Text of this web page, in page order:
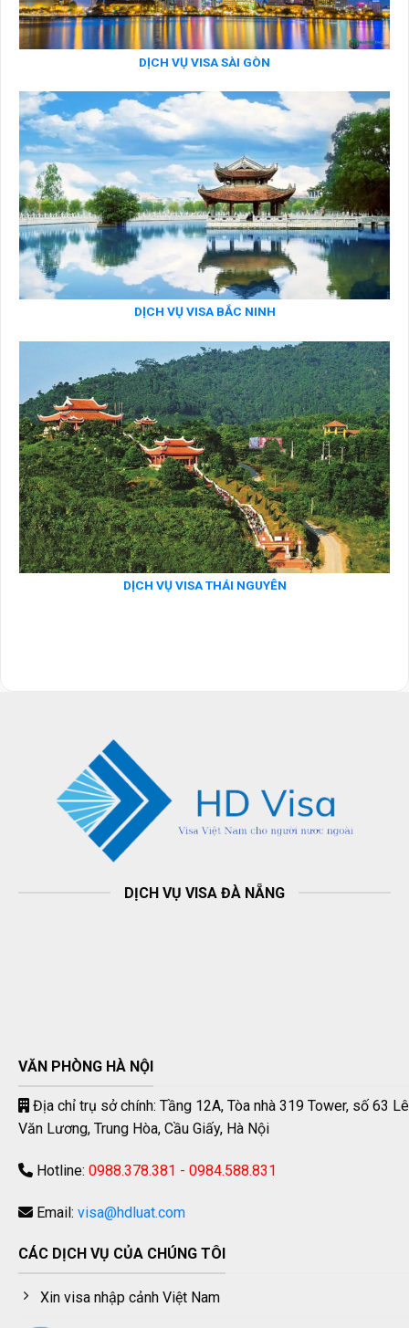
DỊCH VỤ VISA SÀI GÒN
DỊCH VỤ VISA BẮC NINH
DỊCH VỤ VISA THÁI NGUYÊN
DỊCH VỤ VISA ĐÀ NẴNG
VĂN PHÒNG HÀ NỘI
Địa chỉ trụ sở chính: Tầng 12A, Tòa nhà 319 Tower, số 63 Lê
Văn Lương, Trung Hòa, Cầu Giấy, Hà Nội
Hotline: 0988.378.381 - 0984.588.831
Email: visa@hdluat.com
CÁC DỊCH VỤ CỦA CHÚNG TÔI
Xin visa nhập cảnh Việt Nam